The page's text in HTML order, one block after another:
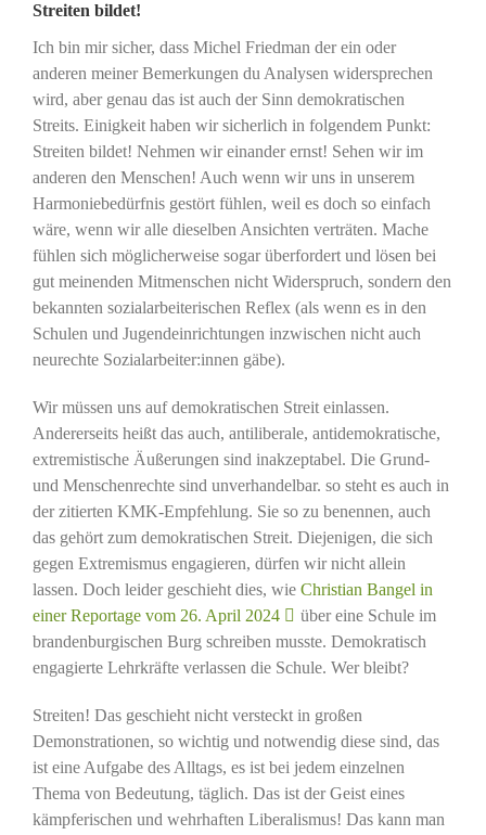
Streiten bildet!
Ich bin mir sicher, dass Michel Friedman der ein oder
anderen meiner Bemerkungen du Analysen widersprechen
wird, aber genau das ist auch der Sinn demokratischen
Streits. Einigkeit haben wir sicherlich in folgendem Punkt:
Streiten bildet! Nehmen wir einander ernst! Sehen wir im
anderen den Menschen! Auch wenn wir uns in unserem
Harmoniebedürfnis gestört fühlen, weil es doch so einfach
wäre, wenn wir alle dieselben Ansichten verträten. Mache
fühlen sich möglicherweise sogar überfordert und lösen bei
gut meinenden Mitmenschen nicht Widerspruch, sondern den
bekannten sozialarbeiterischen Reflex (als wenn es in den
Schulen und Jugendeinrichtungen inzwischen nicht auch
neurechte Sozialarbeiter:innen gäbe).
Wir müssen uns auf demokratischen Streit einlassen.
Andererseits heißt das auch, antiliberale, antidemokratische,
extremistische Äußerungen sind inakzeptabel. Die Grund-
und Menschenrechte sind unverhandelbar. so steht es auch in
der zitierten KMK-Empfehlung. Sie so zu benennen, auch
das gehört zum demokratischen Streit. Diejenigen, die sich
gegen Extremismus engagieren, dürfen wir nicht allein
lassen. Doch leider geschieht dies, wie Christian Bangel in
einer Reportage vom 26. April 2024
über eine Schule im
brandenburgischen Burg schreiben musste. Demokratisch
engagierte Lehrkräfte verlassen die Schule. Wer bleibt?
Streiten! Das geschieht nicht versteckt in großen
Demonstrationen, so wichtig und notwendig diese sind, das
ist eine Aufgabe des Alltags, es ist bei jedem einzelnen
Thema von Bedeutung, täglich. Das ist der Geist eines
kämpferischen und wehrhaften Liberalismus! Das kann man